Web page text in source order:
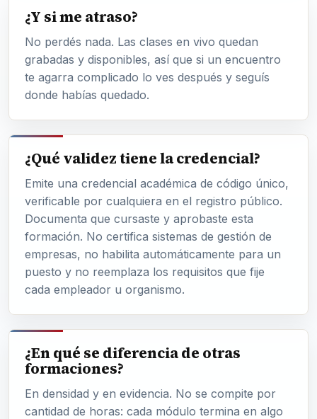
¿Y si me atraso?
No perdés nada. Las clases en vivo quedan
grabadas y disponibles, así que si un encuentro
te agarra complicado lo ves después y seguís
donde habías quedado.
¿Qué validez tiene la credencial?
Emite una credencial académica de código único,
verificable por cualquiera en el registro público.
Documenta que cursaste y aprobaste esta
formación. No certifica sistemas de gestión de
empresas, no habilita automáticamente para un
puesto y no reemplaza los requisitos que fije
cada empleador u organismo.
¿En qué se diferencia de otras
formaciones?
En densidad y en evidencia. No se compite por
cantidad de horas: cada módulo termina en algo